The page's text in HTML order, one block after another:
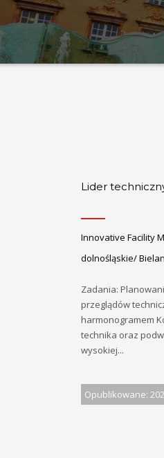
Lider
Innovative Facility
dolnośląskie/
Zadania:
przeglądów
harmonogramem
technika oraz
wysokiej...
Opublikowane: